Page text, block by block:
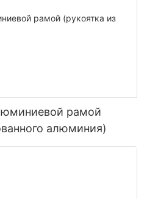
рамой
алюминия)